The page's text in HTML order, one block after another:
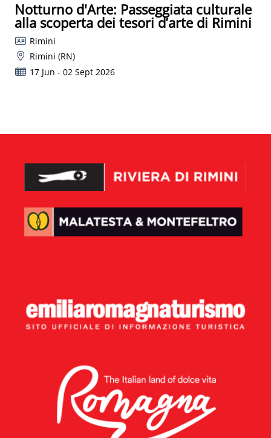
Notturno d'Arte: Passeggiata culturale
alla scoperta dei tesori d’arte di Rimini
Rimini
Rimini (RN)
17 Jun - 02 Sept 2026